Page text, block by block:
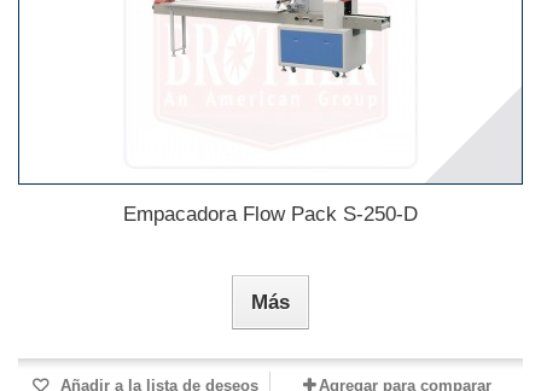
Empacadora Flow Pack S-250-D
Más
Añadir a la lista de deseos Agregar para comparar